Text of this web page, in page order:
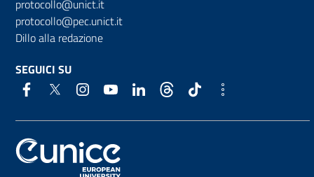
protocollo@unict.it
protocollo@pec.unict.it
Dillo alla redazione
SEGUICI SU